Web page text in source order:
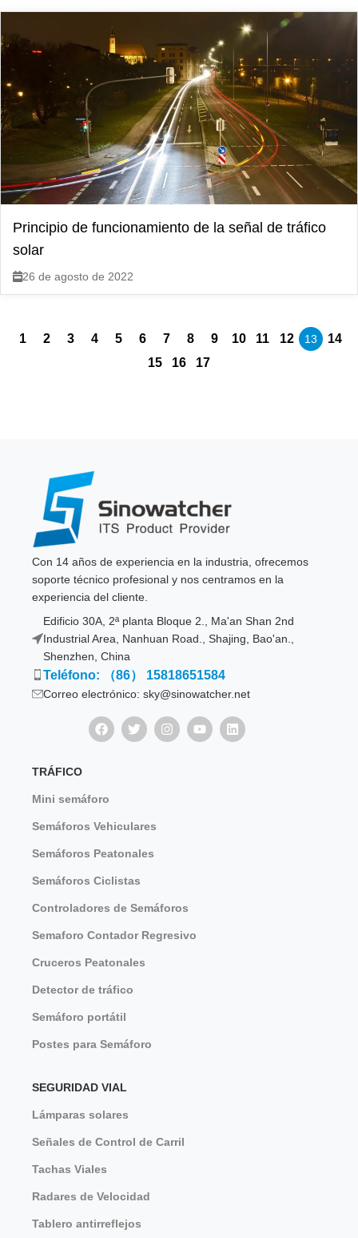
Principio de funcionamiento de la señal de tráfico
solar
26 de agosto de 2022
1 2 3 4 5 6 7 8 9 10 11 12 13
14
15
16 17
Con 14 años de experiencia en la industria, ofrecemos
soporte técnico profesional y nos centramos en la
experiencia del cliente.
Edificio 30A, 2ª planta Bloque 2., Ma'an Shan 2nd
Industrial Area, Nanhuan Road., Shajing, Bao'an.,
Shenzhen, China
Teléfono: （86） 15818651584
Correo electrónico: sky@sinowatcher.net
TRÁFICO
Mini semáforo
Semáforos Vehiculares
Semáforos Peatonales
Semáforos Ciclistas
Controladores de Semáforos
Semaforo Contador Regresivo
Cruceros Peatonales
Detector de tráfico
Semáforo portátil
Postes para Semáforo
SEGURIDAD VIAL
Lámparas solares
Señales de Control de Carril
Tachas Viales
Radares de Velocidad
Tablero antirreflejos